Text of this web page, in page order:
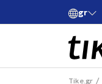
gr
Tike.gr